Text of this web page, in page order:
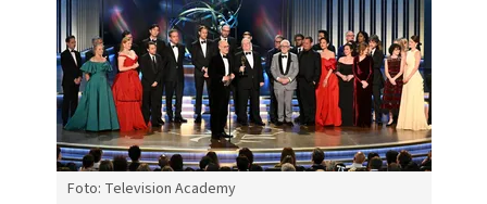
Foto: Television Academy